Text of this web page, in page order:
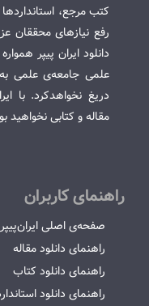
کتب مرجع،
رفع نیازهای محققان
دانلود ایران پیپر
علمی جامعه‌ی علمی
دریغ نخواهدکرد. با
مقاله و کتابی نخواهید
راهنمای کاربران
صفحه‌ی اصلی ایران‌پیپر
راهنمای دانلود مقاله
راهنمای دانلود کتاب
راهنمای دانلود